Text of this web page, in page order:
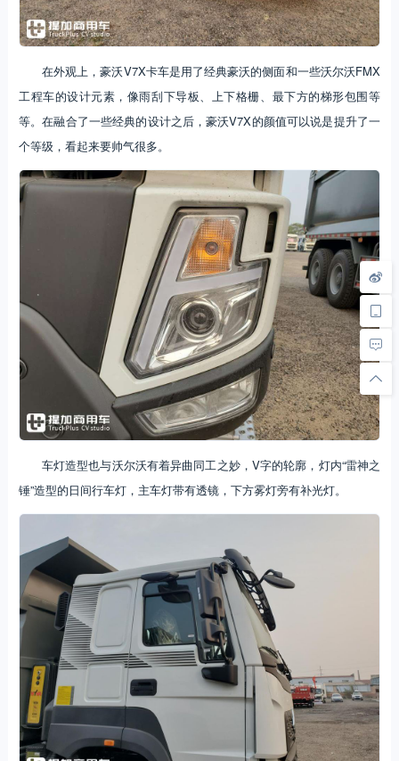
在外观上，豪沃V7X卡车是用了经典豪沃的侧面和一些沃尔沃FMX
工程车的设计元素，像雨刮下导板、上下格栅、最下方的梯形包围等
等。在融合了一些经典的设计之后，豪沃V7X的颜值可以说是提升了一
个等级，看起来要帅气很多。
车灯造型也与沃尔沃有着异曲同工之妙，V字的轮廓，灯内“雷神之
锤”造型的日间行车灯，主车灯带有透镜，下方雾灯旁有补光灯。